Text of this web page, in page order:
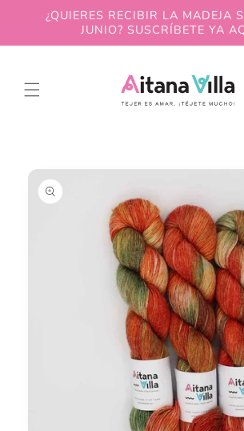
Skip to
content
¿QUIERES RECIBIR LA MADEJA
JUNIO? SUSCRÍBETE YA
Skip to
product
information